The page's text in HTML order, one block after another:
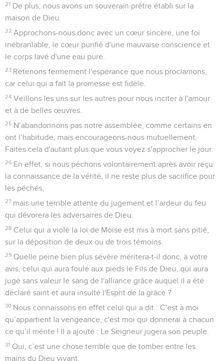
21 De plus, nous avons un souverain prêtre établi sur la
maison de Dieu.
22 Approchons-nous donc avec un cœur sincère, une foi
inébranlable, le cœur purifié d'une mauvaise conscience et
le corps lavé d'une eau pure.
23 Retenons fermement l'espérance que nous proclamons,
car celui qui a fait la promesse est fidèle.
24 Veillons les uns sur les autres pour nous inciter à l'amour
et à de belles œuvres.
25 N’abandonnons pas notre assemblée, comme certains en
ont l’habitude, mais encourageons-nous mutuellement.
Faites cela d'autant plus que vous voyez s'approcher le jour.
26 En effet, si nous péchons volontairement après avoir reçu
la connaissance de la vérité, il ne reste plus de sacrifice pour
les péchés,
27 mais une terrible attente du jugement et l’ardeur du feu
qui dévorera les adversaires de Dieu.
28 Celui qui a violé la loi de Moïse est mis à mort sans pitié,
sur la déposition de deux ou de trois témoins.
29 Quelle peine bien plus sévère méritera-t-il donc, à votre
avis, celui qui aura foulé aux pieds le Fils de Dieu, qui aura
jugé sans valeur le sang de l'alliance grâce auquel il a été
déclaré saint et aura insulté l'Esprit de la grâce ?
30 Nous connaissons en effet celui qui a dit : C’est à moi
qu’appartient la vengeance, c'est moi qui donnerai à chacun
ce qu’il mérite ! Il a ajouté : Le Seigneur jugera son peuple.
31 Oui, c’est une chose terrible que de tomber entre les
mains du Dieu vivant.